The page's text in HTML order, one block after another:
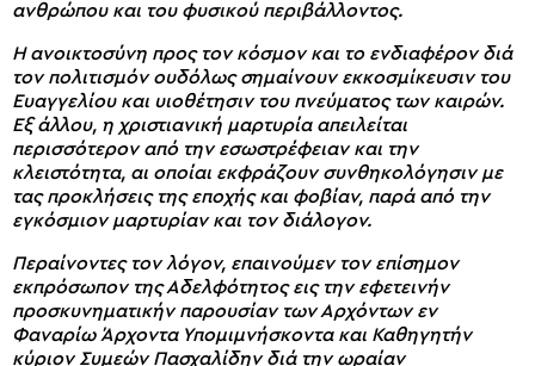
ανθρώπου και του φυσικού περιβάλλοντος.
Η ανοικτοσύνη προς τον κόσμον και το ενδιαφέρον διά
τον πολιτισμόν ουδόλως σημαίνουν εκκοσμίκευσιν του
Ευαγγελίου και υιοθέτησιν του πνεύματος των καιρών.
Εξ άλλου, η χριστιανική μαρτυρία απειλείται
περισσότερον από την εσωστρέφειαν και την
κλειστότητα, αι οποίαι εκφράζουν συνθηκολόγησιν με
τας προκλήσεις της εποχής και φοβίαν, παρά από την
εγκόσμιον μαρτυρίαν και τον διάλογον.
Περαίνοντες τον λόγον, επαινούμεν τον επίσημον
εκπρόσωπον της Αδελφότητος εις την εφετεινήν
προσκυνηματικήν παρουσίαν των Αρχόντων εν
Φαναρίω Άρχοντα Υπομιμνήσκοντα και Καθηγητήν
κύριον Συμεών Πασχαλίδην διά την ωραίαν